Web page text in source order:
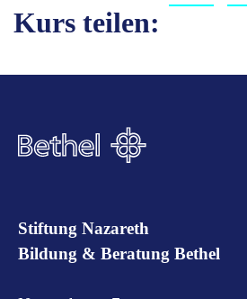
Kurs teilen:
Stiftung Nazareth
Bildung & Beratung Bethel